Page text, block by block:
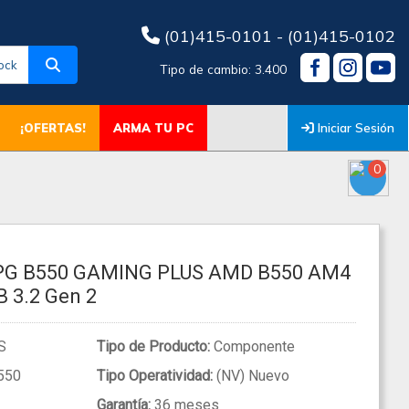
(01)415-0101 - (01)415-0102
Tipo de cambio: 3.400
¡OFERTAS! ARMA TU PC Iniciar Sesión
0
B550 GAMING PLUS AMD B550 AM4
3.2 Gen 2
Tipo de Producto:Componente
Tipo Operatividad:(NV) Nuevo
Garantía:36 meses